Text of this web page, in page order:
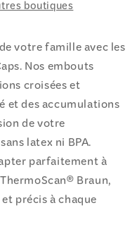
boutiques
votre famille avec les
Nos embouts
croisées et
et des accumulations
de votre
latex ni BPA.
parfaitement à
Braun,
précis à chaque